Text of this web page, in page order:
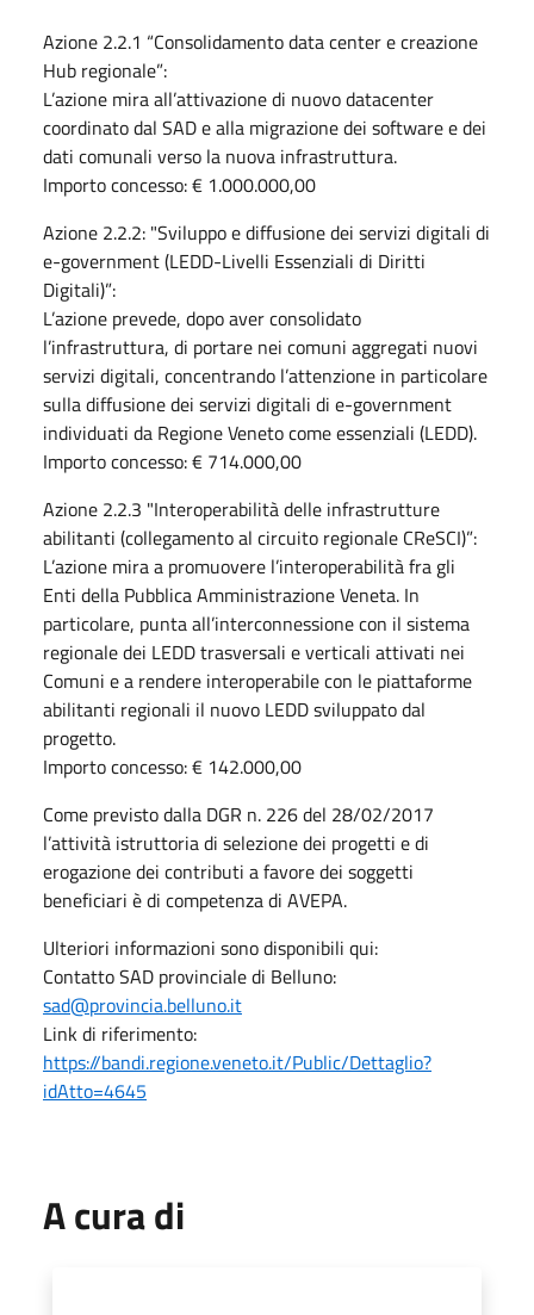
Azione 2.2.1 “Consolidamento data center e creazione
Hub regionale”:
L’azione mira all’attivazione di nuovo datacenter
coordinato dal SAD e alla migrazione dei software e dei
dati comunali verso la nuova infrastruttura.
Importo concesso: € 1.000.000,00
Azione 2.2.2: "Sviluppo e diffusione dei servizi digitali di
e-government (LEDD-Livelli Essenziali di Diritti
Digitali)”:
L’azione prevede, dopo aver consolidato
l’infrastruttura, di portare nei comuni aggregati nuovi
servizi digitali, concentrando l’attenzione in particolare
sulla diffusione dei servizi digitali di e-government
individuati da Regione Veneto come essenziali (LEDD).
Importo concesso: € 714.000,00
Azione 2.2.3 "Interoperabilità delle infrastrutture
abilitanti (collegamento al circuito regionale CReSCI)”:
L’azione mira a promuovere l’interoperabilità fra gli
Enti della Pubblica Amministrazione Veneta. In
particolare, punta all’interconnessione con il sistema
regionale dei LEDD trasversali e verticali attivati nei
Comuni e a rendere interoperabile con le piattaforme
abilitanti regionali il nuovo LEDD sviluppato dal
progetto.
Importo concesso: € 142.000,00
Come previsto dalla DGR n. 226 del 28/02/2017
l’attività istruttoria di selezione dei progetti e di
erogazione dei contributi a favore dei soggetti
beneficiari è di competenza di AVEPA.
Ulteriori informazioni sono disponibili qui:
Contatto SAD provinciale di Belluno:
sad@provincia.belluno.it
Link di riferimento:
https://bandi.regione.veneto.it/Public/Dettaglio?
idAtto=4645
A cura di